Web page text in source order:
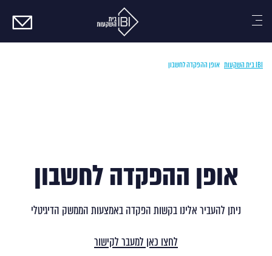
צרו
IBI בית השקעות אופן ההפקדה לחשבון
אופן ההפקדה לחשבון
ניתן להעביר אלינו בקשות הפקדה באמצעות הממשק הדיגיטלי
לחצו כאן למעבר לקישור